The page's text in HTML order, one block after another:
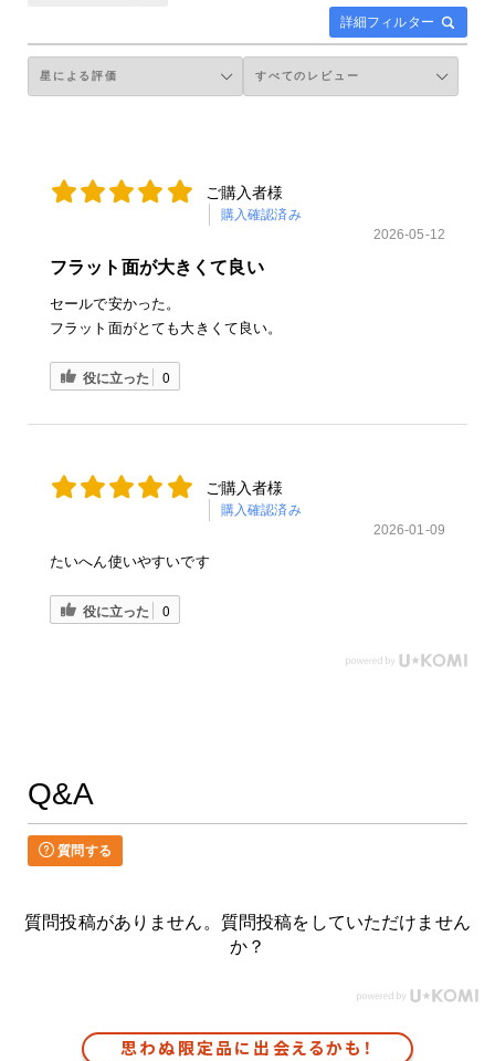
詳細フィルター
ご購入者様
購入確認済み
2026-05-12
フラット面が大きくて良い
セールで安かった。
フラット面がとても大きくて良い。
役に立った 0
ご購入者様
購入確認済み
2026-01-09
たいへん使いやすいです
役に立った 0
Q&A
質問する
質問投稿がありません。質問投稿をしていただけません
か？
思わぬ限定品に出会えるかも！